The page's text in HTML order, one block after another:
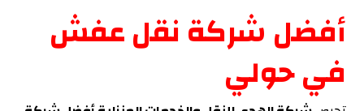
أفضل شركة نقل عفش
في حولي